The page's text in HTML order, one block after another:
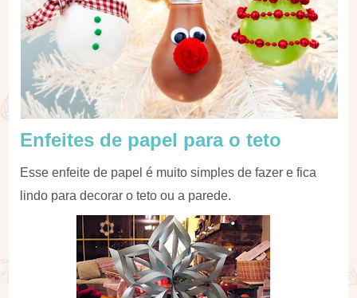
Enfeites de papel para o teto
Esse enfeite de papel é muito simples de fazer e fica
lindo para decorar o teto ou a parede.